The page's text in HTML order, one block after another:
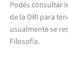
Podés consultar
de la ORI para
usualmente se
Filosofía.